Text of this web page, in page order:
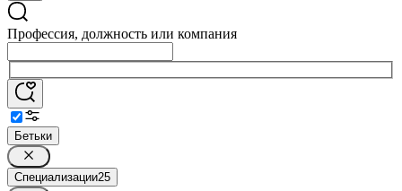
Профессия, должность или компания
Бетьки
Специализации25